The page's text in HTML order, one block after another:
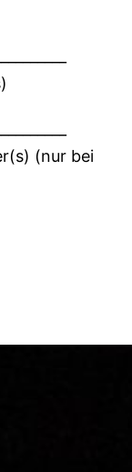
(nur bei